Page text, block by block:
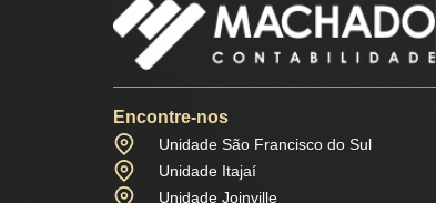
Encontre-nos
Unidade São Francisco do Sul
Unidade Itajaí
Unidade Joinville